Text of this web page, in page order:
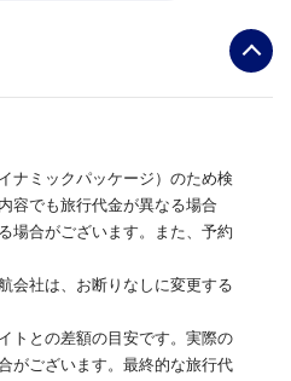
ナミックパッケージ）のため検
容でも旅行代金が異なる場合
場合がございます。また、予約
会社は、お断りなしに変更する
トとの差額の目安です。実際の
がございます。最終的な旅行代